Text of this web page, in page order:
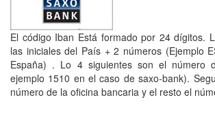
El código Iban Está formado por 24 dígitos.
las iniciales del País + 2 números (Ejemplo
España) . Lo 4 siguientes son el número
ejemplo 1510 en el caso de saxo-bank).
número de la oficina bancaria y el resto el